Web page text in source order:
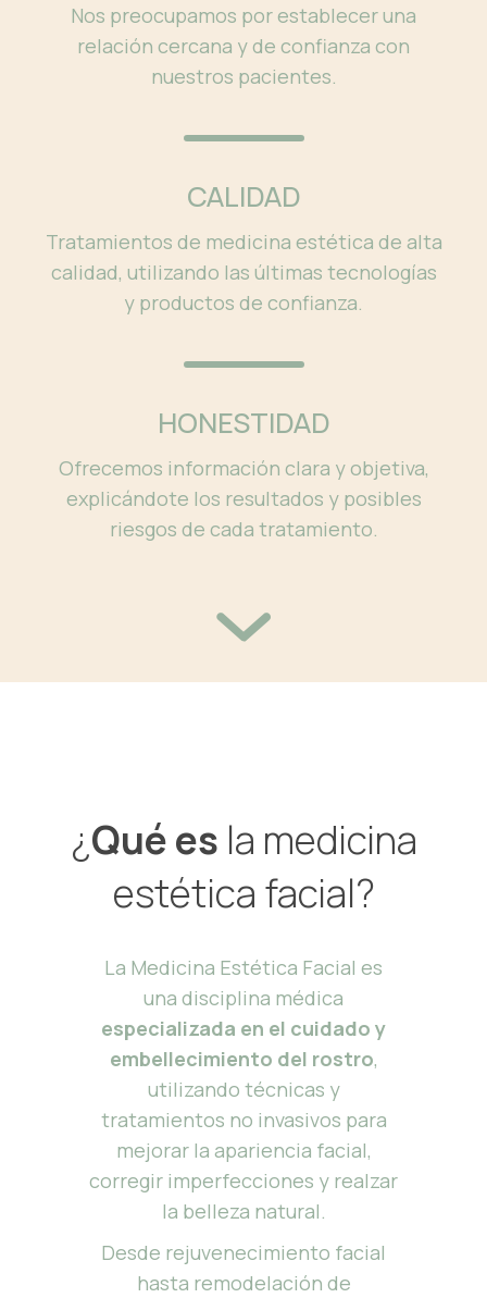
Nos preocupamos por establecer una
relación cercana y de confianza con
nuestros pacientes.
CALIDAD
Tratamientos de medicina estética de alta
calidad, utilizando las últimas tecnologías
y productos de confianza.
HONESTIDAD
Ofrecemos información clara y objetiva,
explicándote los resultados y posibles
riesgos de cada tratamiento.
¿Qué es la medicina
estética facial?
La Medicina Estética Facial es
una disciplina médica
especializada en el cuidado y
embellecimiento del rostro,
utilizando técnicas y
tratamientos no invasivos para
mejorar la apariencia facial,
corregir imperfecciones y realzar
la belleza natural.
Desde rejuvenecimiento facial
hasta remodelación de